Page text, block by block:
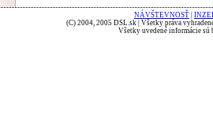
NÁVŠTEVNOSŤ
(C) 2004, 2005 DSL.sk | Všetky práva
Všetky uvedené informácie sú